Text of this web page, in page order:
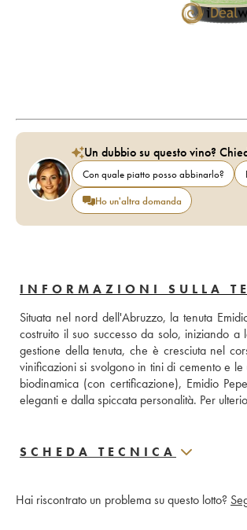
Un dubbio su questo vino?
Con quale piatto posso abbinarlo?
Ho un'altra domanda
INFORMAZIONI SULLA
Situata nel nord dell'Abruzzo, la tenuta
costruito il suo successo da solo, iniziando
gestione della tenuta, che è cresciuta nel
vinificazioni si svolgono in tini di cemento e
biodinamica (con certificazione), Emidio
eleganti e dalla spiccata personalità. Per
SCHEDA TECNICA
Hai riscontrato un problema su questo lotto?